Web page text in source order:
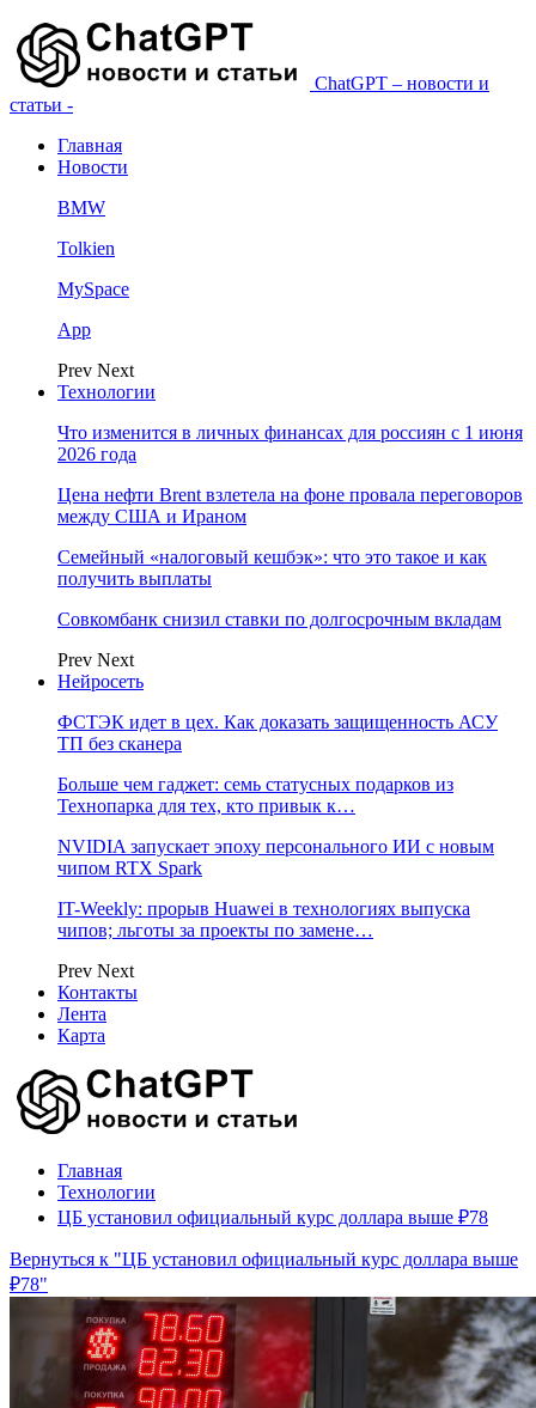
ChatGPT – новости и
статьи -
Главная
Новости
BMW
Tolkien
MySpace
App
Prev Next
Технологии
Что изменится в личных финансах для россиян с 1 июня
2026 года
Цена нефти Brent взлетела на фоне провала переговоров
между США и Ираном
Семейный «налоговый кешбэк»: что это такое и как
получить выплаты
Совкомбанк снизил ставки по долгосрочным вкладам
Prev Next
Нейросеть
ФСТЭК идет в цех. Как доказать защищенность АСУ
ТП без сканера
Больше чем гаджет: семь статусных подарков из
Технопарка для тех, кто привык к…
NVIDIA запускает эпоху персонального ИИ с новым
чипом RTX Spark
IT-Weekly: прорыв Huawei в технологиях выпуска
чипов; льготы за проекты по замене…
Prev Next
Контакты
Лента
Карта
Главная
Технологии
ЦБ установил официальный курс доллара выше ₽78
Вернуться к "ЦБ установил официальный курс доллара выше
₽78"